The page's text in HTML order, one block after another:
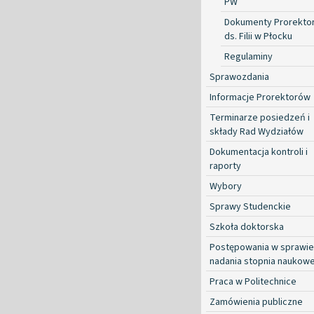
Dokumenty
ds. Filii w Płocku
Regulaminy
Sprawozdania
Informacje Prorektorów
Terminarze posiedzeń i
składy Rad Wydziałów
Dokumentacja kontroli i
raporty
Wybory
Sprawy Studenckie
Szkoła doktorska
Postępowania w sprawie
nadania stopnia
Praca w Politechnice
Zamówienia publiczne